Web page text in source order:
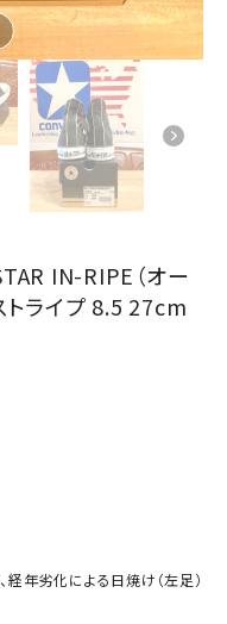
IN-RIPE（オー
トライプ 8.5 27cm
年劣化による日焼け（左足）